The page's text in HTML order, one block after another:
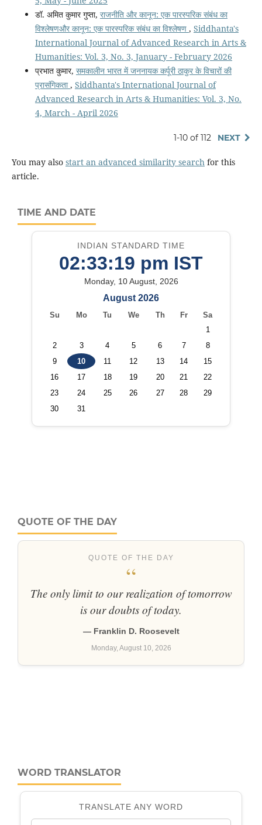
डॉ. अमित कुमार गुप्ता, राजनीति और कानून: एक पारस्परिक संबंध का
विश्लेषणऔर कानून: एक पारस्परिक संबंध का विश्लेषण , Siddhanta's
International Journal of Advanced Research in Arts &
Humanities: Vol. 3, No. 3, January - February 2026
प्रभात कुमार, समकालीन भारत में जननायक कर्पूरी ठाकुर के विचारों की
प्रासंगिकता, Siddhanta's International Journal of
Advanced Research in Arts & Humanities: Vol. 3, No.
4, March - April 2026
1-10 of 112 NEXT
You may also start an advanced similarity searchfor this
article.
TIME AND DATE
QUOTE OF THE DAY
WORD TRANSLATOR